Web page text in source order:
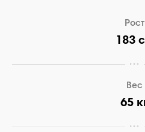
Рост
183
Вес
65